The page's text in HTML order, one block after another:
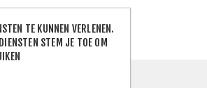
TE KUNNEN VERLENEN.
STEM JE TOE OM